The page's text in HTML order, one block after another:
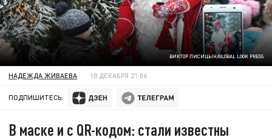
ВИКТОР ЛИСИЦЫН/GLOBAL LOOK PRESS
НАДЕЖДА ЖИВАЕВА 18 ДЕКАБРЯ 21:06
ПОДПИШИТЕСЬ:
В маске и с QR-кодом: стали известны